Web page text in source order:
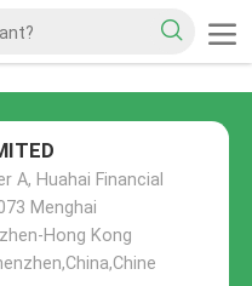
A, Huahai Financial
Menghai
Hong Kong